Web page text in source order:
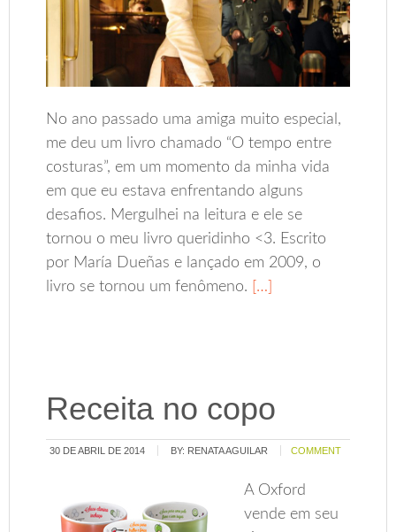
No ano passado uma amiga muito especial,
me deu um livro chamado “O tempo entre
costuras”, em um momento da minha vida
em que eu estava enfrentando alguns
desafios. Mergulhei na leitura e ele se
tornou o meu livro queridinho <3. Escrito
por María Dueñas e lançado em 2009, o
livro se tornou um fenômeno. […]
Receita no copo
30 DE ABRIL DE 2014 BY: RENATA AGUILAR COMMENT
A Oxford
vende em seu